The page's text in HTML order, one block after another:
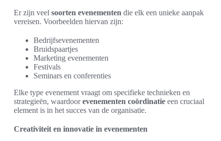
Er zijn veel soorten evenementen die elk een unieke aanpak
vereisen. Voorbeelden hiervan zijn:
Bedrijfsevenementen
Bruidspaartjes
Marketing evenementen
Festivals
Seminars en conferenties
Elke type evenement vraagt om specifieke technieken en
strategieën, waardoorevenementen coördinatie een cruciaal
element is in het succes van de organisatie.
Creativiteit en innovatie in evenementen